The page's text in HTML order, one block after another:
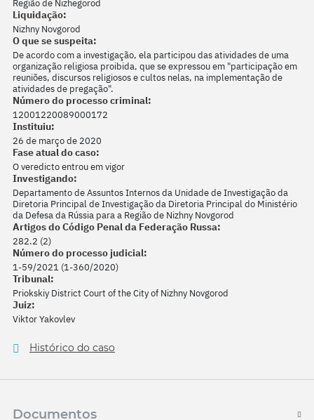
Região de Nizhegorod
Liquidação:
Nizhny Novgorod
O que se suspeita:
De acordo com a investigação, ela participou das atividades de uma
organização religiosa proibida, que se expressou em "participação em
reuniões, discursos religiosos e cultos nelas, na implementação de
atividades de pregação".
Número do processo criminal:
12001220089000172
Instituiu:
26 de março de 2020
Fase atual do caso:
O veredicto entrou em vigor
Investigando:
Departamento de Assuntos Internos da Unidade de Investigação da
Diretoria Principal de Investigação da Diretoria Principal do Ministério
da Defesa da Rússia para a Região de Nizhny Novgorod
Artigos do Código Penal da Federação Russa:
282.2 (2)
Número do processo judicial:
1-59/2021 (1-360/2020)
Tribunal:
Priokskiy District Court of the City of Nizhny Novgorod
Juiz:
Viktor Yakovlev
Histórico do caso
Documentos